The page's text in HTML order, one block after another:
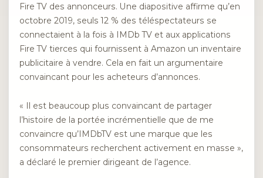
Fire TV des annonceurs. Une diapositive affirme qu’en
octobre 2019, seuls 12 % des téléspectateurs se
connectaient à la fois à IMDb TV et aux applications
Fire TV tierces qui fournissent à Amazon un inventaire
publicitaire à vendre. Cela en fait un argumentaire
convaincant pour les acheteurs d’annonces.
« Il est beaucoup plus convaincant de partager
l’histoire de la portée incrémentielle que de me
convaincre qu’IMDbTV est une marque que les
consommateurs recherchent activement en masse »,
a déclaré le premier dirigeant de l’agence.